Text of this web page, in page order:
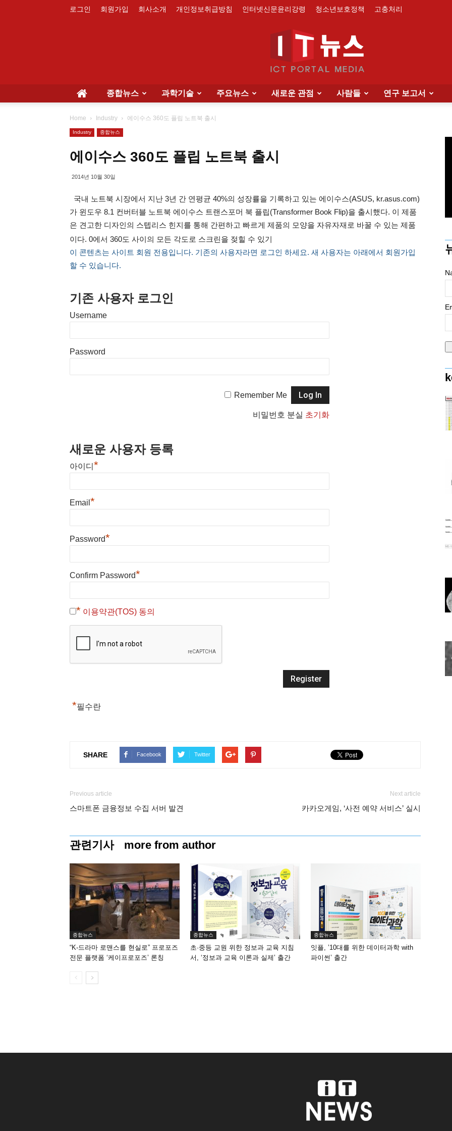
로그인 회원가입 회사소개 개인정보취급방침 인터넷신문윤리강령 청소년보호정책 고충처리
종합뉴스 과학기술 주요뉴스 새로운 관점 사람들 연구 보고서
Home Industry 에이수스 360도 플립 노트북 출시
Industry 종합뉴스
에이수스 360도 플립 노트북 출시
2014년 10월 30일
국내 노트북 시장에서 지난 3년 간 연평균 40%의 성장률을 기록하고 있는 에이수스(ASUS, kr.asus.com)
가 윈도우 8.1 컨버터블 노트북 에이수스 트랜스포머 북 플립(Transformer Book Flip)을 출시했다. 이 제품
은 견고한 디자인의 스텝리스 힌지를 통해 간편하고 빠르게 제품의 모양을 자유자재로 바꿀 수 있는 제품
이다. 0에서 360도 사이의 모든 각도로 스크린을 젖힐 수 있기
이 콘텐츠는 사이트 회원 전용입니다. 기존의 사용자라면 로그인 하세요. 새 사용자는 아래에서 회원가입
할 수 있습니다.
기존 사용자 로그인
Username
Password
Remember Me
비밀번호 분실 초기화
새로운 사용자 등록
아이디 *
Email *
Password*
Confirm Password*
* 이용약관(TOS) 동의
*필수란
SHARE Facebook Twitter
Previous article
스마트폰 금융정보 수집 서버 발견
Next article
카카오게임, ‘사전 예약 서비스’ 실시
관련기사 more from author
종합뉴스
“K-드라마 로맨스를 현실로” 프로포즈
전문 플랫폼 ‘케이프로포즈’ 론칭
종합뉴스
초·중등 교원 위한 정보과 교육 지침
서, ‘정보과 교육 이론과 실제’ 출간
종합뉴스
잇플, ’10대를 위한 데이터과학 with
파이썬’ 출간